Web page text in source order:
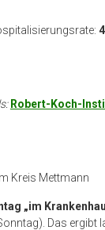
Robert-Koch-
Kreis Mettmann
„im
Das ergibt